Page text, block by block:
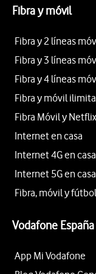
Fibra y móvil
Fibra y 2 líneas
Fibra y 3 líneas
Fibra y 4 líneas
Fibra y móvil
Fibra Móvil y Netflix
Internet en casa
Internet 4G en
Internet 5G en casa
Fibra, móvil y fútbol
Vodafone España
App Mi Vodafone